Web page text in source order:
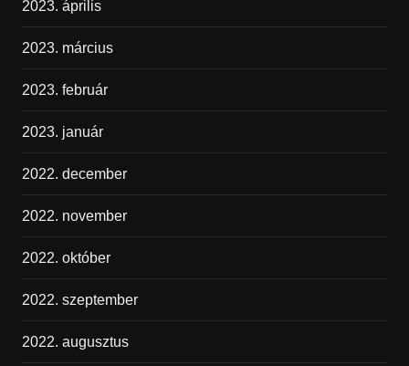
2023. április
2023. március
2023. február
2023. január
2022. december
2022. november
2022. október
2022. szeptember
2022. augusztus